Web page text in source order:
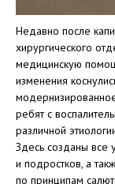
Недавно после
хирургического
медицинскую
изменения
ребят с
различной
Здесь созданы все
и подростков, а
по принципам